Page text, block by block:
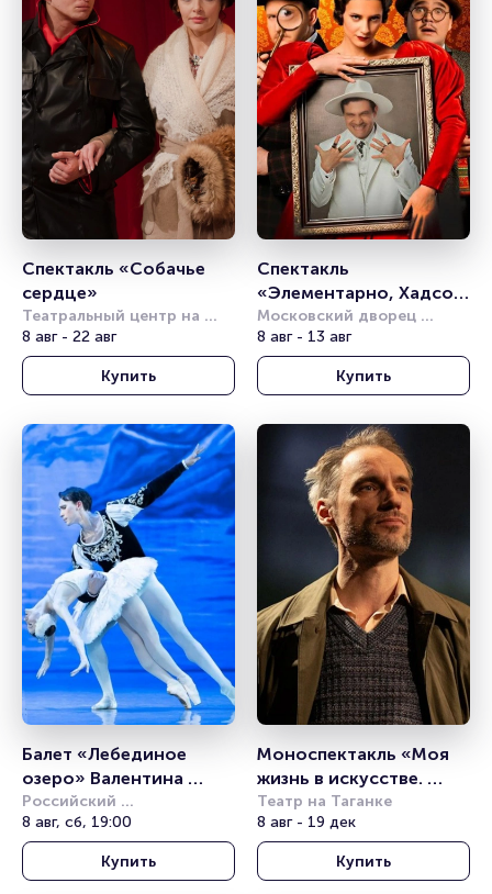
Спектакль «Собачье
сердце»
Театральный центр на
Страстном
8 авг - 22 авг
Купить
Спектакль
«Элементарно, Хадсон!
Дело о собаке Б.»
Московский дворец
молодёжи
8 авг - 13 авг
Купить
Балет «Лебединое
озеро» Валентина
Грищенко
Российский
академический
молодёжный театр (РАМТ)
8 авг, сб, 19:00
Купить
Моноспектакль «Моя
жизнь в искусстве.
Василий Уриевский»
Театр на Таганке
8 авг - 19 дек
Купить